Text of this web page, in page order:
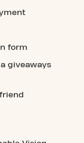
form
giveaways